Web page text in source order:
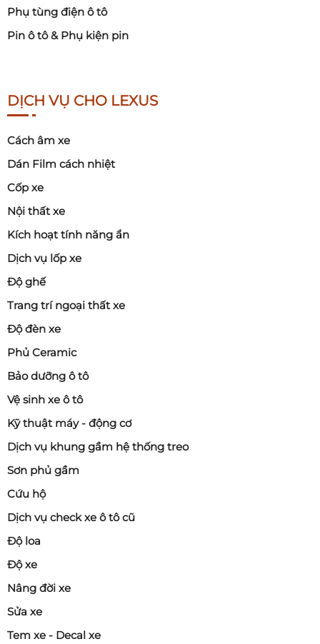
Phụ tùng điện ô tô
Pin ô tô & Phụ kiện pin
DỊCH VỤ CHO LEXUS
Cách âm xe
Dán Film cách nhiệt
Cốp xe
Nội thất xe
Kích hoạt tính năng ẩn
Dịch vụ lốp xe
Độ ghế
Trang trí ngoại thất xe
Độ đèn xe
Phủ Ceramic
Bảo dưỡng ô tô
Vệ sinh xe ô tô
Kỹ thuật máy - động cơ
Dịch vụ khung gầm hệ thống treo
Sơn phủ gầm
Cứu hộ
Dịch vụ check xe ô tô cũ
Độ loa
Độ xe
Nâng đời xe
Sửa xe
Tem xe - Decal xe